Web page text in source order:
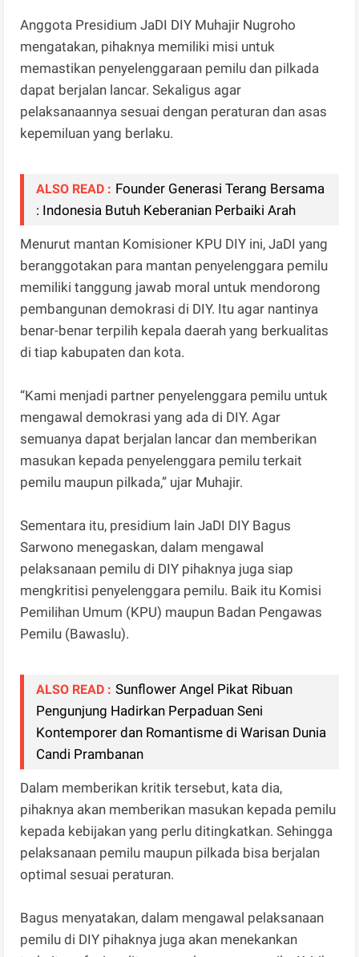
Anggota Presidium JaDI DIY Muhajir Nugroho
mengatakan, pihaknya memiliki misi untuk
memastikan penyelenggaraan pemilu dan pilkada
dapat berjalan lancar. Sekaligus agar
pelaksanaannya sesuai dengan peraturan dan asas
kepemiluan yang berlaku.
ALSO READ : Founder Generasi Terang Bersama
: Indonesia Butuh Keberanian Perbaiki Arah
Menurut mantan Komisioner KPU DIY ini, JaDI yang
beranggotakan para mantan penyelenggara pemilu
memiliki tanggung jawab moral untuk mendorong
pembangunan demokrasi di DIY. Itu agar nantinya
benar-benar terpilih kepala daerah yang berkualitas
di tiap kabupaten dan kota.
“Kami menjadi partner penyelenggara pemilu untuk
mengawal demokrasi yang ada di DIY. Agar
semuanya dapat berjalan lancar dan memberikan
masukan kepada penyelenggara pemilu terkait
pemilu maupun pilkada,” ujar Muhajir.
Sementara itu, presidium lain JaDI DIY Bagus
Sarwono menegaskan, dalam mengawal
pelaksanaan pemilu di DIY pihaknya juga siap
mengkritisi penyelenggara pemilu. Baik itu Komisi
Pemilihan Umum (KPU) maupun Badan Pengawas
Pemilu (Bawaslu).
ALSO READ : Sunflower Angel Pikat Ribuan
Pengunjung Hadirkan Perpaduan Seni
Kontemporer dan Romantisme di Warisan Dunia
Candi Prambanan
Dalam memberikan kritik tersebut, kata dia,
pihaknya akan memberikan masukan kepada pemilu
kepada kebijakan yang perlu ditingkatkan. Sehingga
pelaksanaan pemilu maupun pilkada bisa berjalan
optimal sesuai peraturan.
Bagus menyatakan, dalam mengawal pelaksanaan
pemilu di DIY pihaknya juga akan menekankan